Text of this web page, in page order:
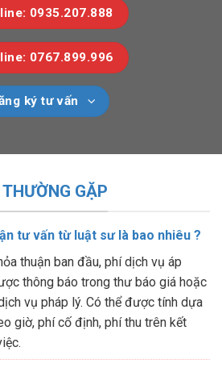
0935.207.888
0767.899.996
ký tư vấn
GẶP
tư vấn từ luật sư là bao nhiêu ?
thuận ban đầu, phí dịch vụ áp
thông báo trong thư báo giá hoặc
vụ pháp lý. Có thể được tính dựa
giờ, phí cố định, phí thu trên kết